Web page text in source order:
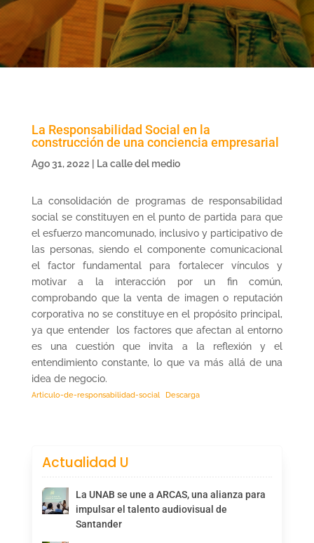
La Responsabilidad Social en la
construcción de una conciencia empresarial
Ago 31, 2022 La calle del medio
La consolidación de programas de responsabilidad
social se constituyen en el punto de partida para que
el esfuerzo mancomunado, inclusivo y participativo de
las personas, siendo el componente comunicacional
el factor fundamental para fortalecer vínculos y
motivar a la interacción por un fin común,
comprobando que la venta de imagen o reputación
corporativa no se constituye en el propósito principal,
ya que entender los factores que afectan al entorno
es una cuestión que invita a la reflexión y el
entendimiento constante, lo que va más allá de una
idea de negocio.
Articulo-de-responsabilidad-social Descarga
Actualidad U
La UNAB se une a ARCAS, una alianza para
impulsar el talento audiovisual de
Santander